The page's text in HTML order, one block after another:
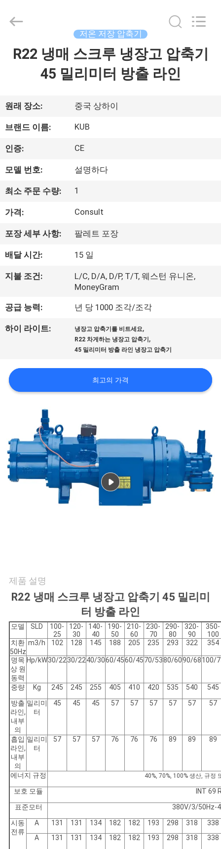
집
품
VR
우
리
에
대
하
공
여
행
질
관
리
세
요
인
용
문
을
요
구
하
세
요
사
Shanghai KUB
저온 저장 압축기
R22 냉매 스크루 냉장고 압축기
45 밀리미터 방출 라인
원래 장소: 중국 상하이
브랜드 이름: KUB
인증: CE
모델 번호: 설명하다
최소 주문 수량: 1
가격: Consult
포장 세부 사항: 팔레트 포장
배달 시간: 15 일
지불 조건:
L/C, D/A, D/P, T/T, 웨스턴 유니온,
MoneyGram
공급 능력: 년 당 1000 조각/조각
하이 라이트: 냉장고 압축기를 비트세요,
R22 차게하는 냉장고 압축기 ,
45 밀리미터 방출 라인 냉장고 압축기
최고의 가격
제품 설명
R22 냉매 스크루 냉장고 압축기 45 밀리미
터 방출 라인
모델 SLD
100-
25
120-
30
140-
40
190-
50
210-
60
230-
70
290-
80
320-
90
350-
100
치환
50Hz
m3/h 102 128 145 188 205 235 293 322 354
명목
상 원
동력
Hp/kW30/2230/2240/3060/4560/4570/5380/6090/68100/
중량 Kg 245 245 255 405 410 420 535 540
545
방출
라인,
내부
의
밀리미
터
45 45 45 57 57 57 57 57 57
흡입
라인,
내부
의
밀리미
터
57 57 57 76 76 76 89 89 89
에너지 규정 40%, 70%, 100% 생산, 규정
보호 모듈
INT 69
표준모터
380V/3/50Hz-
시동
전류
A 131 131 134 182 182 193 298 318
338
A
131 131 134 182 182 193 298 318 338